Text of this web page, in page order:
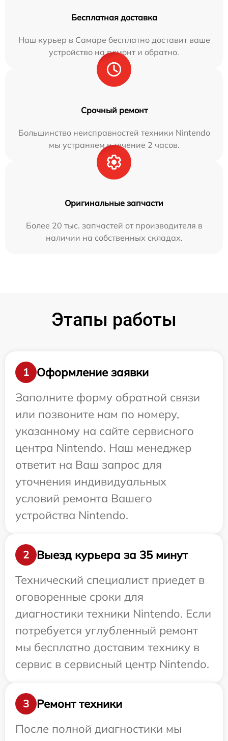
Бесплатная доставка
Наш курьер в Самаре бесплатно доставит ваше
устройство на ремонт и обратно.
Срочный ремонт
Большинство неисправностей техники Nintendo
мы устраняем в течение 2 часов.
Оригинальные запчасти
Более 20 тыс. запчастей от производителя в
наличии на собственных складах.
Этапы работы
1
Оформление заявки
Заполните форму обратной связи
или позвоните нам по номеру,
указанному на сайте сервисного
центра Nintendo. Наш менеджер
ответит на Ваш запрос для
уточнения индивидуальных
условий ремонта Вашего
устройства Nintendo.
2
Выезд курьера за 35 минут
Технический специалист приедет в
оговоренные сроки для
диагностики техники Nintendo. Если
потребуется углубленный ремонт
мы бесплатно доставим технику в
сервис в сервисный центр Nintendo.
3
Ремонт техники
После полной диагностики мы